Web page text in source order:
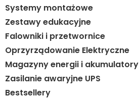
Systemy montażowe
Zestawy edukacyjne
Falowniki i przetwornice
Oprzyrządowanie Elektryczne
Magazyny energii i akumulatory
Zasilanie awaryjne UPS
Bestsellery